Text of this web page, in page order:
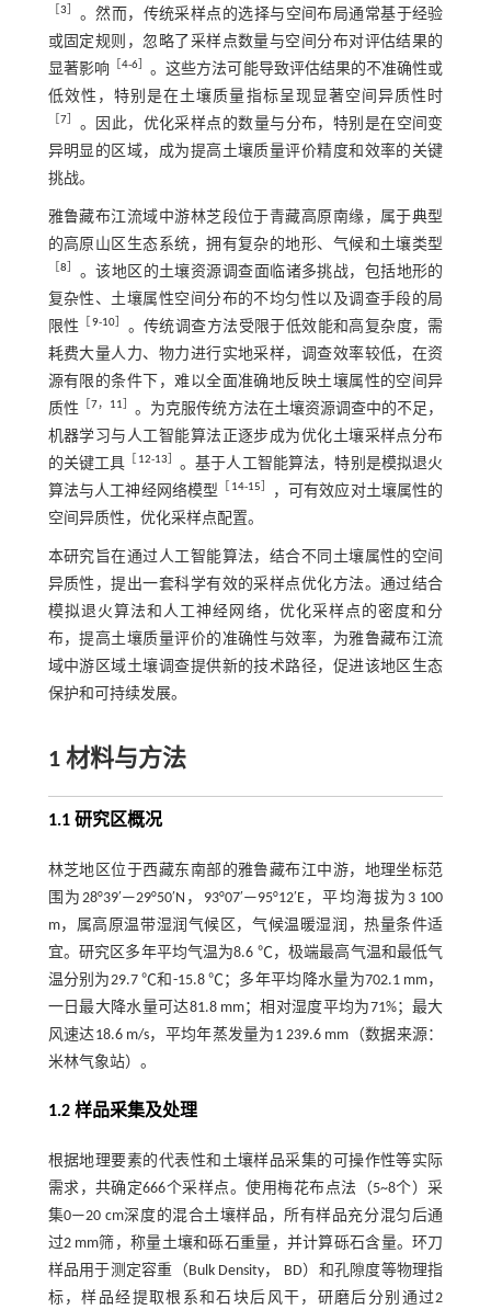
［3
。然而，传统采样点的选择与空间布局通常基于经验
或固定规则，忽略了采样点数量与空间分布对评估结果的
显著影响
4-6］ 。这些方法可能导致评估结果的不准确性或
低效性，特别是在土壤质量指标呈现显著空间异质性时
［7
。因此，优化采样点的数量与分布，特别是在空间变
异明显的区域，成为提高土壤质量评价精度和效率的关键
挑战。
雅鲁藏布江流域中游林芝段位于青藏高原南缘，属于典型
的高原山区生态系统，拥有复杂的地形、气候和土壤类型
［8
。该地区的土壤资源调查面临诸多挑战，包括地形的
复杂性、土壤属性空间分布的不均匀性以及调查手段的局
限性
9-10］ 。传统调查方法受限于低效能和高复杂度，需
耗费大量人力、物力进行实地采样，调查效率较低，在资
源有限的条件下，难以全面准确地反映土壤属性的空间异
质性
7， 11
。为克服传统方法在土壤资源调查中的不足，
机器学习与人工智能算法正逐步成为优化土壤采样点分布
的关键工具
12-13
。基于人工智能算法，特别是模拟退火
算法与人工神经网络模型
14-15
，可有效应对土壤属性的
空间异质性，优化采样点配置。
本研究旨在通过人工智能算法，结合不同土壤属性的空间
异质性，提出一套科学有效的采样点优化方法。通过结合
模拟退火算法和人工神经网络，优化采样点的密度和分
布，提高土壤质量评价的准确性与效率，为雅鲁藏布江流
域中游区域土壤调查提供新的技术路径，促进该地区生态
保护和可持续发展。
1 材料与方法
1.1 研究区概况
林芝地区位于西藏东南部的雅鲁藏布江中游，地理坐标范
围为28°39′—29°50′N，93°07′—95°12′E，平均海拔为3 100
m，属高原温带湿润气候区，气候温暖湿润，热量条件适
宜。研究区多年平均气温为8.6 ℃，极端最高气温和最低气
温分别为29.7 ℃和-15.8 ℃；多年平均降水量为702.1 mm，
一日最大降水量可达81.8 mm；相对湿度平均为71%；最大
风速达18.6 m/s，平均年蒸发量为1 239.6 mm（数据来源：
米林气象站）。
1.2 样品采集及处理
根据地理要素的代表性和土壤样品采集的可操作性等实际
需求，共确定666个采样点。使用梅花布点法（5~8个）采
集0—20 cm深度的混合土壤样品，所有样品充分混匀后通
过2 mm筛，称量土壤和砾石重量，并计算砾石含量。环刀
样品用于测定容重（Bulk Density， BD）和孔隙度等物理指
标，样品经提取根系和石块后风干，研磨后分别通过2